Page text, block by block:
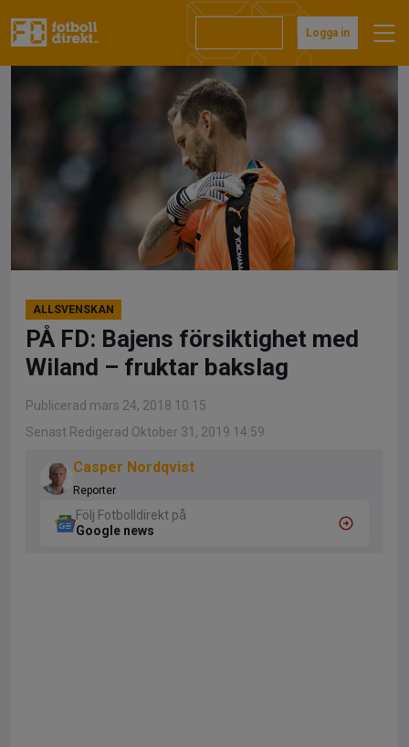
till
Logga in
ALLSVENSKAN
PÅ FD: Bajens försiktighet med
Wiland – fruktar bakslag
Publicerad mars 24, 2018 10:15
Senast Redigerad Oktober 31, 2019 14:59
Casper Nordqvist
Reporter
Följ Fotbolldirekt på
Google news